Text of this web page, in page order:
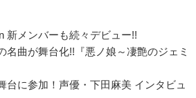
新メンバーも続々デビュー!!
名曲が舞台化!!『悪ノ娘～凄艶のジェミ
台に参加！声優・下田麻美 インタビュ